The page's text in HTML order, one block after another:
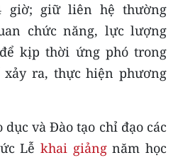
giờ; giữ liên hệ thường
chức năng, lực lượng
kịp thời ứng phó trong
ra, thực hiện phương
dục và Đào tạo chỉ đạo các
Lễ khai giảngnăm học